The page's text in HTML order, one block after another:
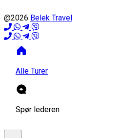
@2026 Belek Travel
Alle Turer
Spør lederen